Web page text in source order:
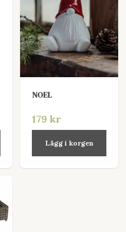
NOEL
179 kr
Lägg i korgen